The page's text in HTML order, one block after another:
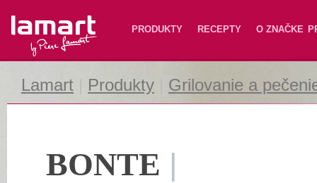
Lamart PRODUKTY RECEPTY O ZNAČKE
Lamart Produkty Grilovanie a
BONTE |